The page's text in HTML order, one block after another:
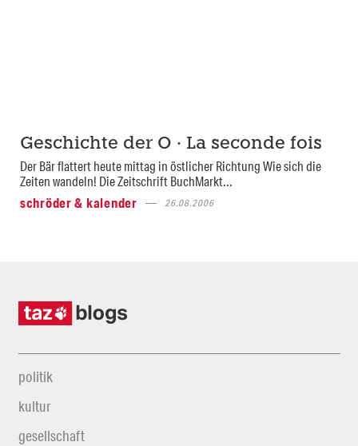
Geschichte der O · La seconde fois
Der Bär flattert heute mittag in östlicher Richtung Wie sich die
Zeiten wandeln! Die Zeitschrift BuchMarkt...
schröder & kalender
26.08.2006
politik
kultur
gesellschaft